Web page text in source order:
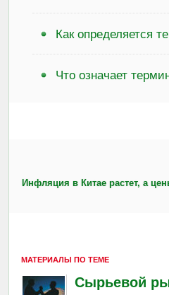
Как определяется
Что означает
Инфляция в Китае растет, а
МАТЕРИАЛЫ ПО ТЕМЕ
Сырьевой